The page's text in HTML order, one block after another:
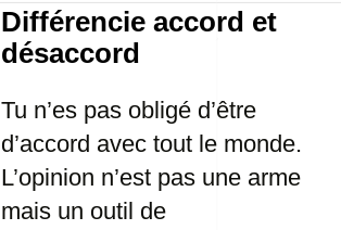
Différencie accord et
désaccord
Tu n’es pas obligé d’être
d’accord avec tout le monde.
L’opinion n’est pas une arme
mais un outil de